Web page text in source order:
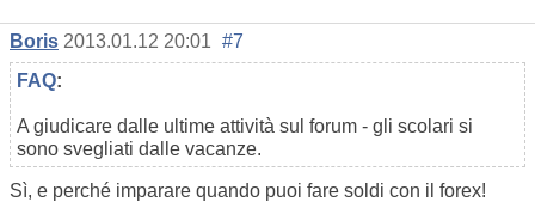
Boris 2013.01.12 20:01 #7
FAQ:
A giudicare dalle ultime attività sul forum - gli scolari si
sono svegliati dalle vacanze.
Sì, e perché imparare quando puoi fare soldi con il forex!